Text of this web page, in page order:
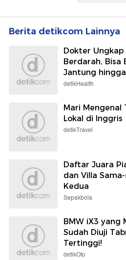
Berita detikcom Lainnya
Dokter Ungkap
Berdarah, Bisa
Jantung
detikHealth
Mari Mengenal
Lokal di Inggris
detikTravel
Daftar Juara
dan Villa
Kedua
Sepakbola
BMW iX3 yang
Sudah Diuji
Tertinggi!
detikOto